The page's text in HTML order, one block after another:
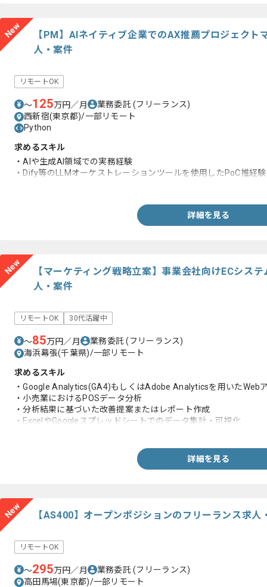
New
【PM】AIネイティブ企業でのAX推薦プロジェクト
人・案件
リモートOK
〜125万円／月 業務委託(フリーランス)
西新宿(東京都)/一部リモート
Python
求めるスキル
・AIや生成AI領域での実務経験
・Dify等のLLMオーケストレーションツールを使用したPoC推経験
詳細を見る
New
【マーケティング戦略立案】事業会社向けECシス
人・案件
リモートOK 30代活躍中
〜85万円／月 業務委託(フリーランス)
海浜幕張(千葉県)/一部リモート
求めるスキル
・Google Analytics(GA4)もしくはAdobe Analyticsを用いたWeb
・小売業におけるPOSデータ分析
・分析結果に基づいた改善提案またはレポート作成
・ExcelやGoogleスプレッドシートでのデータ集計・可視化
詳細を見る
New 【AS400】オープンポジションのフリーランス求人
リモートOK
〜295万円／月 業務委託(フリーランス)
高田馬場(東京都)/一部リモート